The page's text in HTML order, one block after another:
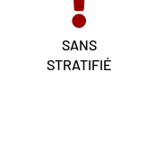
SANS
STRATIFIÉ